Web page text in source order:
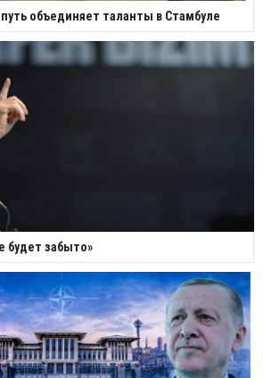
объединяет таланты в Стамбуле
будет забыто»